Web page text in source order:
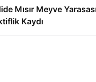
Mısır Meyve
Kaydı